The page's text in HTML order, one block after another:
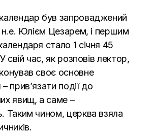
був запроваджений
н.е. Юлієм Цезарем, і першим
стало 1 січня 45
свій час, як розповів лектор,
своє основне
прив’язати події до
явищ, а саме –
Таким чином, церква взяла